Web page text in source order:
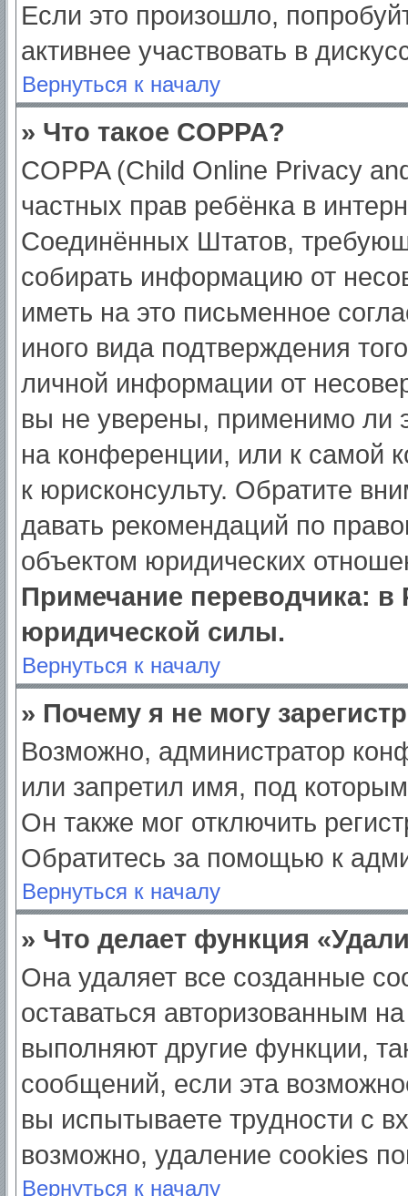
Если это произошло,
активнее участвовать в
Вернуться к началу
» Что такое COPPA?
COPPA (Child Online Privacy
частных прав ребёнка в
Соединённых Штатов,
собирать информацию от
иметь на это письменное
иного вида подтверждения
личной информации от
вы не уверены, применимо ли
на конференции, или к самой
к юрисконсульту. Обратите
давать рекомендаций по
объектом юридических
Примечание переводчика: в
юридической силы.
Вернуться к началу
» Почему я не могу
Возможно, администратор
или запретил имя, под
Он также мог отключить
Обратитесь за помощью к
Вернуться к началу
» Что делает функция
Она удаляет все созданные
оставаться авторизованным
выполняют другие функции,
сообщений, если эта
вы испытываете трудности с
возможно, удаление cookies
Вернуться к началу